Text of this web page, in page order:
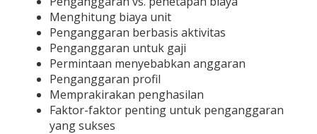
Menghitung biaya unit
Penganggaran berbasis aktivitas
Penganggaran untuk gaji
Permintaan menyebabkan anggaran
Penganggaran profil
Memprakirakan penghasilan
Faktor-faktor penting untuk penganggaran
yang sukses